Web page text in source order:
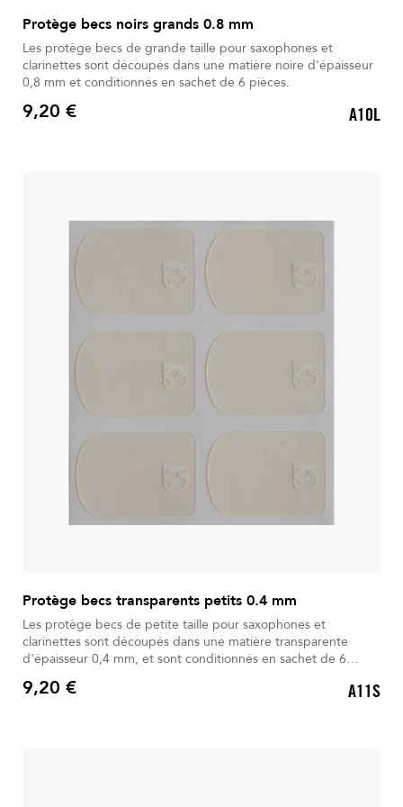
Protège becs noirs grands 0.8 mm
Les protège becs de grande taille pour saxophones et
clarinettes sont découpés dans une matière noire d'épaisseur
0,8 mm et conditionnés en sachet de 6 pièces.
Prix
9,20 € A10L
Protège becs transparents petits 0.4 mm
Les protège becs de petite taille pour saxophones et
clarinettes sont découpés dans une matière transparente
d'épaisseur 0,4 mm, et sont conditionnés en sachet de 6
Prix
9,20 € A11S